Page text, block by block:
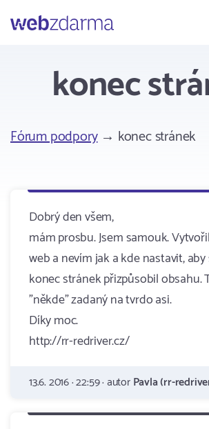
Webzdarma
konec
Fórum podpory→ konec stránek
Dobrý den všem,
mám prosbu. Jsem samouk.
web a nevím jak a kde nastavit,
konec stránek přizpůsobil obsahu.
"někde" zadaný na tvrdo asi.
Díky moc.
http://rr-redriver.cz/
13.6. 2016 · 22:59 · autorPavla (rr-